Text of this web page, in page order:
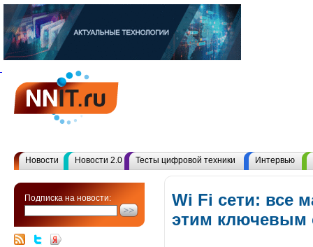
Новости Новости 2.0 Тесты цифровой техники Интервью
Подписка на новости:
Wi Fi сети: все
этим ключевым